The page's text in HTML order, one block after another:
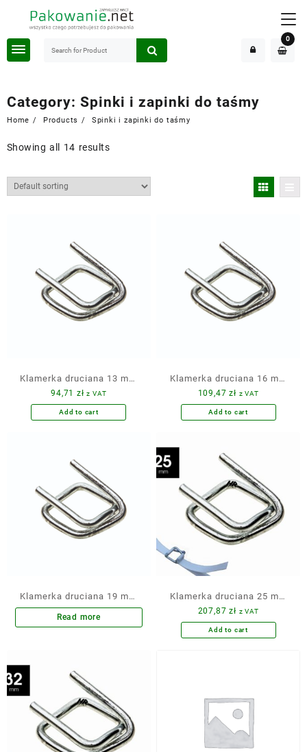
0
Category: Spinki i zapinki do taśmy
Home Products Spinki i zapinki do taśmy
Showing all 14 results
Klamerka druciana 13 mm
1000 szt. ocynkowana CB-4
94,71zł z VAT
Add to cart
Klamerka druciana 16 mm
1000 szt. ocynkowana CB5
109,47zł z VAT
Add to cart
Klamerka druciana 19 mm
1000 szt. ocynkowana CB-6
Read more
Klamerka druciana 25 mm
500 szt. ocynkowana CB8
207,87zł z VAT
Add to cart